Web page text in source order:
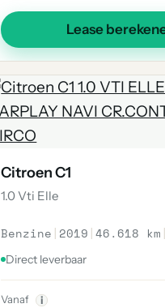
Lease
Citroen C1
1.0 Vti Elle
Benzine | 2019 |46.618 km
Direct leverbaar
Vanaf i